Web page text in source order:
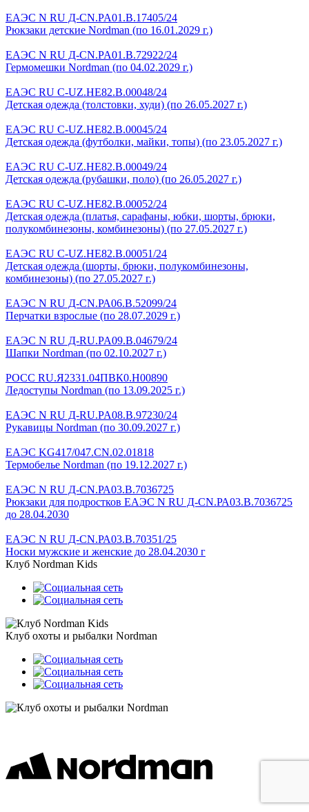
ЕАЭС N RU Д-CN.PA01.B.17405/24
Рюкзаки детские Nordman (по 16.01.2029 г.)
ЕАЭС N RU Д-CN.PA01.B.72922/24
Гермомешки Nordman (по 04.02.2029 г.)
ЕАЭС RU C-UZ.HE82.B.00048/24
Детская одежда (толстовки, худи) (по 26.05.2027 г.)
ЕАЭС RU C-UZ.HE82.B.00045/24
Детская одежда (футболки, майки, топы) (по 23.05.2027 г.)
ЕАЭС RU C-UZ.HE82.B.00049/24
Детская одежда (рубашки, поло) (по 26.05.2027 г.)
ЕАЭС RU C-UZ.HE82.B.00052/24
Детская одежда (платья, сарафаны, юбки, шорты, брюки,
полукомбинезоны, комбинезоны) (по 27.05.2027 г.)
ЕАЭС RU C-UZ.HE82.B.00051/24
Детская одежда (шорты, брюки, полукомбинезоны,
комбинезоны) (по 27.05.2027 г.)
ЕАЭС N RU Д-CN.РА06.В.52099/24
Перчатки взрослые (по 28.07.2029 г.)
ЕАЭС N RU Д-RU.PA09.B.04679/24
Шапки Nordman (по 02.10.2027 г.)
РОСС RU.Я2331.04ПВК0.Н00890
Ледоступы Nordman (по 13.09.2025 г.)
ЕАЭС N RU Д-RU.PA08.B.97230/24
Рукавицы Nordman (по 30.09.2027 г.)
ЕАЭС KG417/047.CN.02.01818
Термобелье Nordman (по 19.12.2027 г.)
ЕАЭС N RU Д-CN.РА03.В.7036725
Рюкзаки для подростков ЕАЭС N RU Д-CN.РА03.В.7036725
до 28.04.2030
ЕАЭС N RU Д-CN.РА03.В.70351/25
Носки мужские и женские до 28.04.2030 г
Клуб Nordman Kids
Клуб охоты и рыбалки Nordman